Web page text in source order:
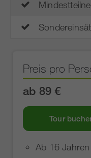
Preis pro
ab 89 €
Tour
Ab 16 Jahren